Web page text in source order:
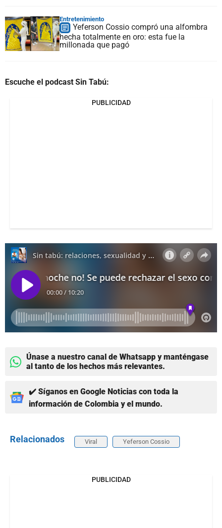
Entretenimiento
Yeferson Cossio compró una alfombra
hecha totalmente en oro: esta fue la
millonada que pagó
Escuche el podcast Sin Tabú:
PUBLICIDAD
Únase a nuestro canal de Whatsapp y manténgase
al tanto de los hechos más relevantes.
✔️ Síganos en Google Noticias con toda la
información de Colombia y el mundo.
Relacionados Viral Yeferson Cossio
PUBLICIDAD